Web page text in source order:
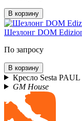
В корзину
Шезлонг DOM
По запросу
В корзину
Кресло Sesta PAUL
GM House